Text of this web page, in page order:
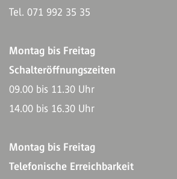
Tel. 071 992 35 35
Montag bis Freitag
Schalteröffnungszeiten
09.00 bis 11.30 Uhr
14.00 bis 16.30 Uhr
Montag bis Freitag
Telefonische Erreichbarkeit